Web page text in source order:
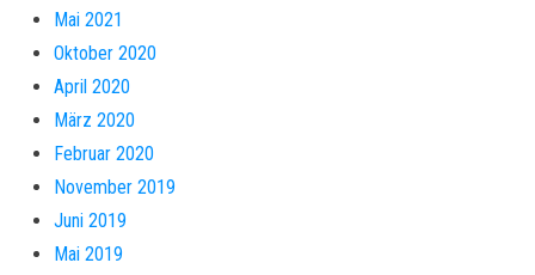
Mai 2021
Oktober 2020
April 2020
März 2020
Februar 2020
November 2019
Juni 2019
Mai 2019